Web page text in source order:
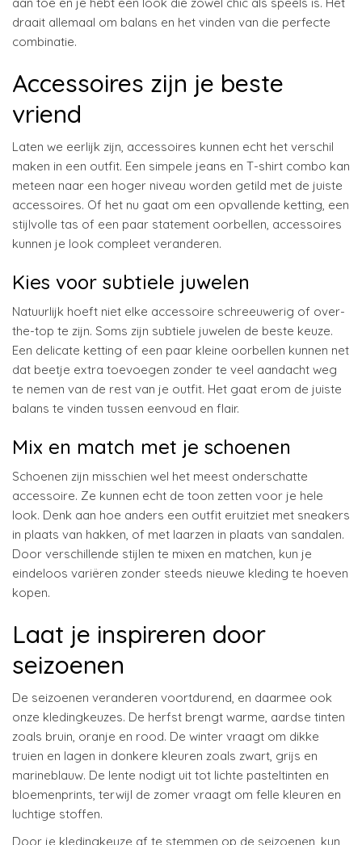
draait allemaal om balans en het vinden van die perfecte
combinatie.
Accessoires zijn je beste
vriend
Laten we eerlijk zijn, accessoires kunnen echt het verschil
maken in een outfit. Een simpele jeans en T-shirt combo kan
meteen naar een hoger niveau worden getild met de juiste
accessoires. Of het nu gaat om een opvallende ketting, een
stijlvolle tas of een paar statement oorbellen, accessoires
kunnen je look compleet veranderen.
Kies voor subtiele juwelen
Natuurlijk hoeft niet elke accessoire schreeuwerig of over-
the-top te zijn. Soms zijn subtiele juwelen de beste keuze.
Een delicate ketting of een paar kleine oorbellen kunnen net
dat beetje extra toevoegen zonder te veel aandacht weg
te nemen van de rest van je outfit. Het gaat erom de juiste
balans te vinden tussen eenvoud en flair.
Mix en match met je schoenen
Schoenen zijn misschien wel het meest onderschatte
accessoire. Ze kunnen echt de toon zetten voor je hele
look. Denk aan hoe anders een outfit eruitziet met sneakers
in plaats van hakken, of met laarzen in plaats van sandalen.
Door verschillende stijlen te mixen en matchen, kun je
eindeloos variëren zonder steeds nieuwe kleding te hoeven
kopen.
Laat je inspireren door
seizoenen
De seizoenen veranderen voortdurend, en daarmee ook
onze kledingkeuzes. De herfst brengt warme, aardse tinten
zoals bruin, oranje en rood. De winter vraagt om dikke
truien en lagen in donkere kleuren zoals zwart, grijs en
marineblauw. De lente nodigt uit tot lichte pasteltinten en
bloemenprints, terwijl de zomer vraagt om felle kleuren en
luchtige stoffen.
Door je kledingkeuze af te stemmen op de seizoenen, kun